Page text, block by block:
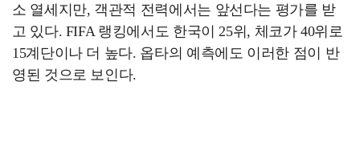
소 열세지만, 객관적 전력에서는 앞선다는 평가를 받
고 있다. FIFA 랭킹에서도 한국이 25위, 체코가 40위로
15계단이나 더 높다. 옵타의 예측에도 이러한 점이 반
영된 것으로 보인다.